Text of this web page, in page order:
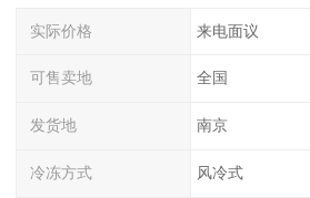
实际价格 来电面议
可售卖地 全国
发货地 南京
冷冻方式 风冷式